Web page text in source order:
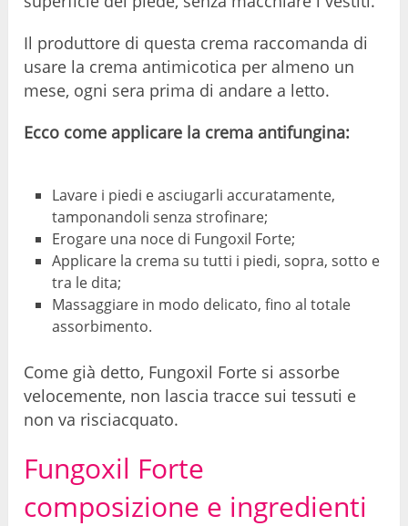
Il produttore di questa crema raccomanda di
usare la crema antimicotica per almeno un
mese, ogni sera prima di andare a letto.
Ecco come applicare la crema antifungina:
Lavare i piedi e asciugarli accuratamente,
tamponandoli senza strofinare;
Erogare una noce di Fungoxil Forte;
Applicare la crema su tutti i piedi, sopra, sotto e
tra le dita;
Massaggiare in modo delicato, fino al totale
assorbimento.
Come già detto, Fungoxil Forte si assorbe
velocemente, non lascia tracce sui tessuti e
non va risciacquato.
Fungoxil Forte
composizione e ingredienti